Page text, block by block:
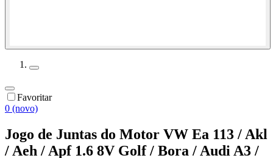
Favoritar
0 (novo)
Jogo de Juntas do Motor VW Ea 113 / Akl
/ Aeh / Apf 1.6 8V Golf / Bora / Audi A3 /